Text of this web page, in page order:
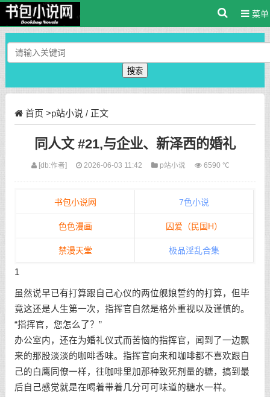
菜单
搜索
首页 >p站小说 / 正文
同人文 #21,与企业、新泽西的婚礼
[db:作者] 2026-06-03 11:42 p站小说 6590 ℃
书包小说网 7色小说
色色漫画 囚爱（民国H）
禁漫天堂 极品淫乱合集
1
虽然说早已有打算跟自己心仪的两位舰娘誓约的打算，但毕
竟这还是人生第一次，指挥官自然是格外重视以及谨慎的。
“指挥官，您怎么了？”
办公室内，还在为婚礼仪式而苦恼的指挥官，闻到了一边飘
来的那股淡淡的咖啡香味。指挥官向来和咖啡都不喜欢跟自
己的白鹰同僚一样，往咖啡里加那种致死剂量的糖，搞到最
后自己感觉就是在喝着带着几分可可味道的糖水一样。